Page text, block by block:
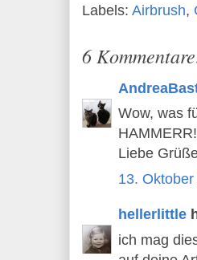
Labels: Airbrush,
6
Wow, was
Liebe
13.
hellerlittle
ich mag